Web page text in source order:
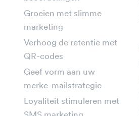
Groeien met slimme
marketing
Verhoog de retentie met
QR-codes
Geef vorm aan uw
merke-mailstrategie
Loyaliteit stimuleren met